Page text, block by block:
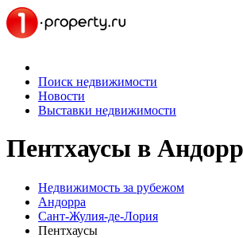
Поиск недвижимости
Новости
Выставки недвижимости
Пентхаусы в
Недвижимость за рубежом
Андорра
Сант-Жулия-де-Лория
Пентхаусы